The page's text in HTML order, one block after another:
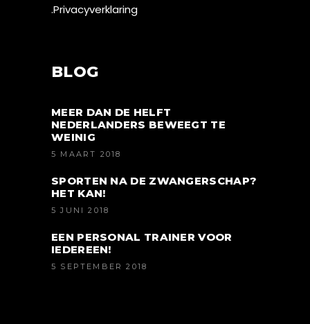
.Privacyverklaring
BLOG
MEER DAN DE HELFT
NEDERLANDERS BEWEEGT TE
WEINIG
5 MAART 2018
SPORTEN NA DE ZWANGERSCHAP?
HET KAN!
5 JUNI 2018
EEN PERSONAL TRAINER VOOR
IEDEREEN!
5 SEPTEMBER 2018